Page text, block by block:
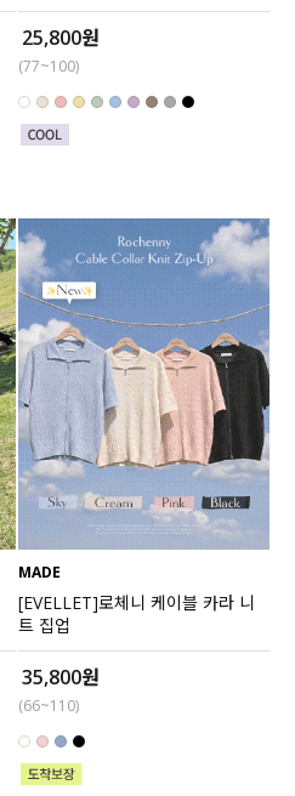
25,800원
(77~100)
MADE
[EVELLET]로체니 케이블 카라 니
트 집업
35,800원
(66~110)